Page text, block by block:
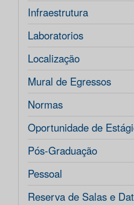
Infraestrutura
Laboratorios
Localização
Mural de Egressos
Normas
Oportunidade de
Pós-Graduação
Pessoal
Reserva de Salas e